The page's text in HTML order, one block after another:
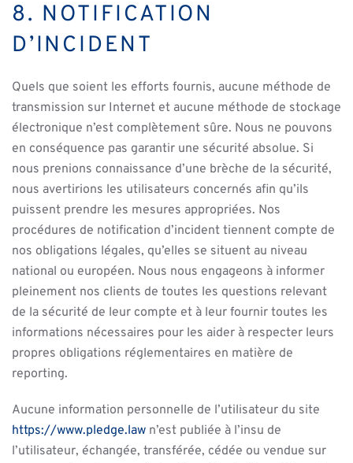
8. NOTIFICATION
D’INCIDENT
Quels que soient les efforts fournis, aucune méthode de
transmission sur Internet et aucune méthode de stockage
électronique n’est complètement sûre. Nous ne pouvons
en conséquence pas garantir une sécurité absolue. Si
nous prenions connaissance d’une brèche de la sécurité,
nous avertirions les utilisateurs concernés afin qu’ils
puissent prendre les mesures appropriées. Nos
procédures de notification d’incident tiennent compte de
nos obligations légales, qu’elles se situent au niveau
national ou européen. Nous nous engageons à informer
pleinement nos clients de toutes les questions relevant
de la sécurité de leur compte et à leur fournir toutes les
informations nécessaires pour les aider à respecter leurs
propres obligations réglementaires en matière de
reporting.
Aucune information personnelle de l’utilisateur du site
https://www.pledge.law n’est publiée à l’insu de
l’utilisateur, échangée, transférée, cédée ou vendue sur